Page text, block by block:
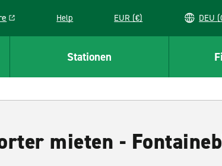
in a new window
Help EUR (€)
Stationen
mieten -